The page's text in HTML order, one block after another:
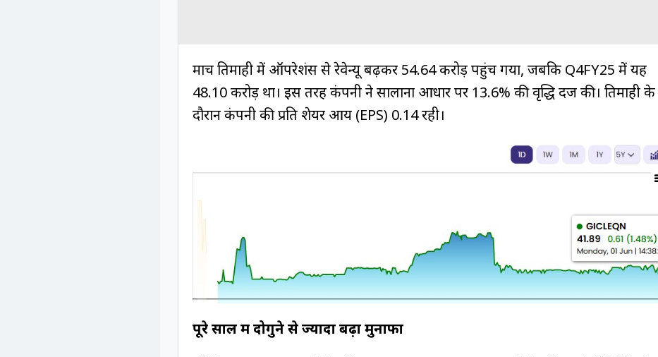
मार्च तिमाही में ऑपरेशंस से रेवेन्यू बढ़कर ₹54.64 करोड़ पहुंच गया, जबकि Q4FY25 में यह
₹48.10 करोड़ था। इस तरह कंपनी ने सालाना आधार पर 13.6% की वृद्धि दर्ज की। तिमाही के
दौरान कंपनी की प्रति शेयर आय (EPS) ₹0.14 रही।
पूरे साल में दोगुने से ज्यादा बढ़ा मुनाफा